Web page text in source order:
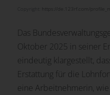
https://de.123rf.com/
Das
Oktober 2025 in seiner
eindeutig klargestellt,
Erstattung für die
eine Arbeitnehmerin,